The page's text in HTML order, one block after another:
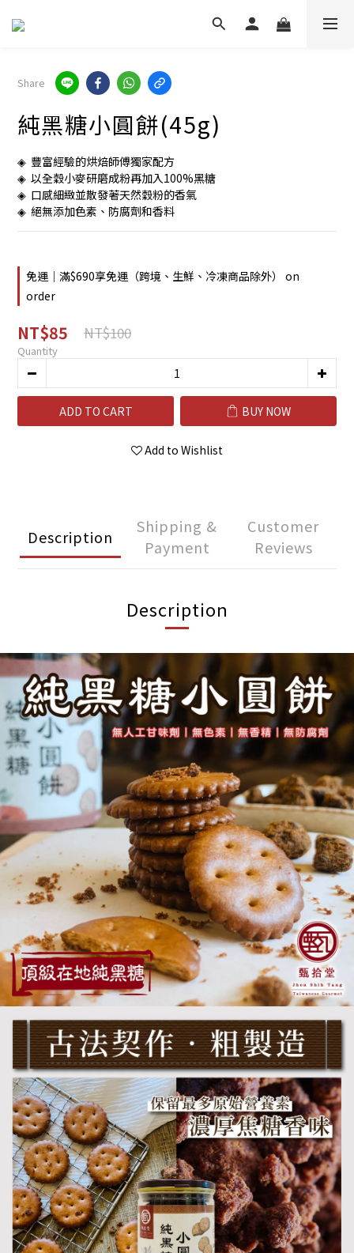
Share
純黑糖小圓餅(45g)
◈  豐富經驗的烘焙師傅獨家配方
◈  以全穀小麥研磨成粉再加入100%黑糖
◈  口感細緻並散發著天然穀粉的香氣
◈  絕無添加色素、防腐劑和香料
免運｜滿$690享免運（跨境、生鮮、冷凍商品除外） on
order
NT$85 NT$100
Quantity
ADD TO CART BUY NOW
Add to Wishlist
Description
Shipping &
Payment
Customer
Reviews
Description